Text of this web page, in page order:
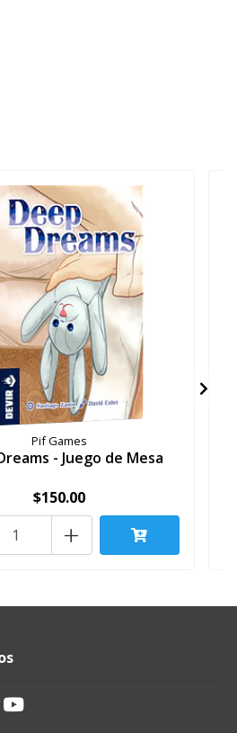
Pif Games
- Juego de Mesa
$150.00
+